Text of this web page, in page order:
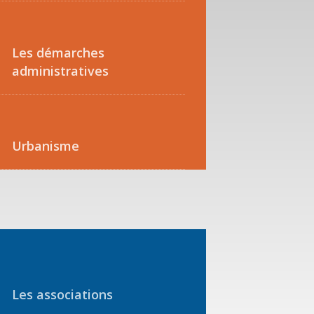
Les démarches
administratives
Urbanisme
Les associations